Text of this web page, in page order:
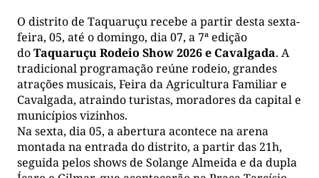
O distrito de Taquaruçu recebe a partir desta sexta-
feira, 05, até o domingo, dia 07, a 7ª edição
doTaquaruçu Rodeio Show 2026 e Cavalgada. A
tradicional programação reúne rodeio, grandes
atrações musicais, Feira da Agricultura Familiar e
Cavalgada, atraindo turistas, moradores da capital e
municípios vizinhos.
Na sexta, dia 05, a abertura acontece na arena
montada na entrada do distrito, a partir das 21h,
seguida pelos shows de Solange Almeida e da dupla